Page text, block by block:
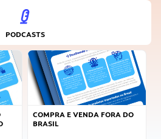
PODCASTS
COMPRA E VENDA FORA DO
BRASIL